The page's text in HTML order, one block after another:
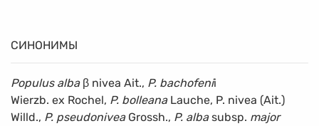
СИНОНИМЫ
Populus albaβ nivea Ait., P. bachofenii
Wierzb. ex Rochel, P. bolleanaLauche, P. nivea (Ait.)
Willd., P. pseudoniveaGrossh., P. albasubsp. major